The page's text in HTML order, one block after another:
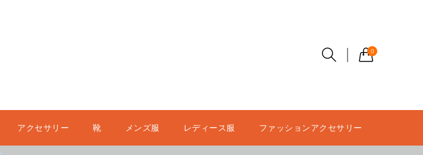
0
アクセサリー 靴 メンズ服 レディース服 ファッションアクセサリー